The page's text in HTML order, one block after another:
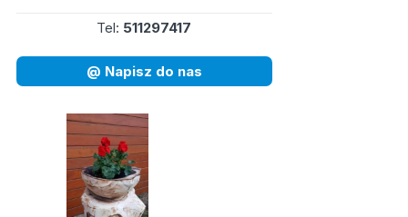
Tel: 511297417
@ Napisz do nas